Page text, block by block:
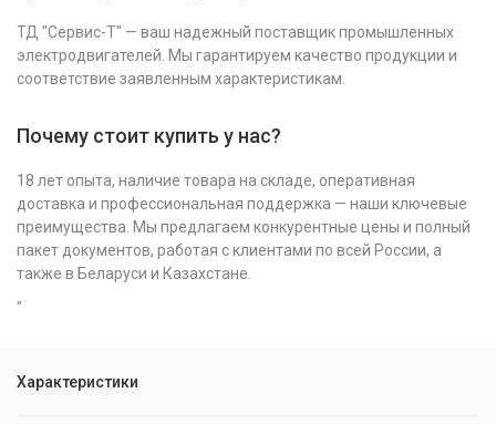
ТД "Сервис-Т" — ваш надежный поставщик промышленных
электродвигателей. Мы гарантируем качество продукции и
соответствие заявленным характеристикам.
Почему стоит купить у нас?
18 лет опыта, наличие товара на складе, оперативная
доставка и профессиональная поддержка — наши ключевые
преимущества. Мы предлагаем конкурентные цены и полный
пакет документов, работая с клиентами по всей России, а
также в Беларуси и Казахстане.
"
Характеристики